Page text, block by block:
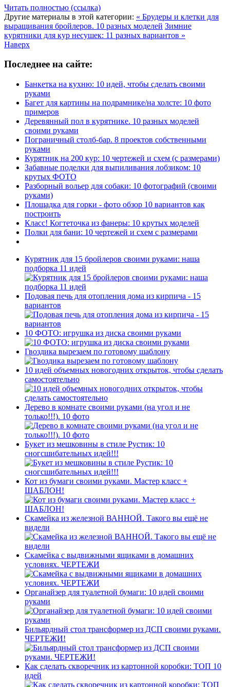
Читать полностью (ссылка)
Другие материалы в этой категории: « Брудеры и клетки для
выращивания бройлеров. 10 разных моделей Зимние
курятники для кур несушек: 11 разных вариантов »
Наверх
Последнее на сайте:
Банкетка на кухню: 10 идей, чтобы сделать своими
руками
Багет для картины на подрамнике/на холсте: 10 фото
примеров
Деревянный пол в курятнике. 10 разных моделей
своими руками
Пограничный столб-бар. 8 проектов собственными
руками
Курятник на 200 кур: 10 чертежей и схем (с размерами)
Забавные поделки для выпиливания лобзиком: 10
крутых ФОТО
Разборный вольер для собаки: 10 фотографий (своими
руками)
Площадка для горки - фото обзор 10 вариантов как
построить
Класс! Когтеточка из фанеры: 10 крутых моделей
Полки для бани: 10 чертежей и схем с размерами
Курятник для 15 бройлеров своими руками: наша
подборка 11 идей
Подовая печь для отопления дома из кирпича - 15
вариантов
10 ФОТО: игрушка из диска своими руками
Гвоздика вырезаем по готовому шаблону
10 идей объемных новогодних открыток, чтобы сделать
самостоятельно
Дерево в комнате своими руками (на угол и не
только!!!). 10 фото
Букет из мешковины в стиле Рустик: 10
сногсшибательных идей!!!
Кот из бумаги своими руками. Мастер класс +
ШАБЛОН!
Скамейка из железной ВАННОЙ. Такого вы ещё не
видели
Скамейка с выдвижными ящиками в домашних
условиях. ЧЕРТЕЖИ
Органайзер для туалетной бумаги: 10 идей своими
руками
Бильярдный стол трансформер из ДСП своими руками.
ЧЕРТЕЖИ!
Как сделать скворечник из картонной коробки: ТОП 10
идей